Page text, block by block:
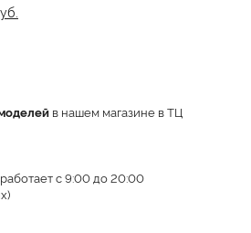
в нашем магазине в ТЦ
с 9:00 до 20:00